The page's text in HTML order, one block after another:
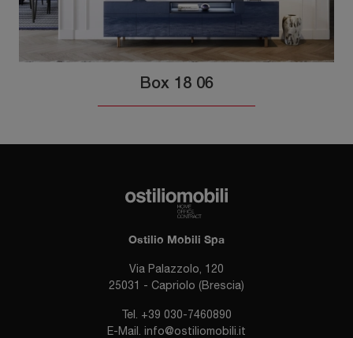
Box 18 06
Ostilio Mobili Spa
Via Palazzolo, 120
25031 - Capriolo (Brescia)
Tel. +39 030-7460890
E-Mail. info@ostiliomobili.it